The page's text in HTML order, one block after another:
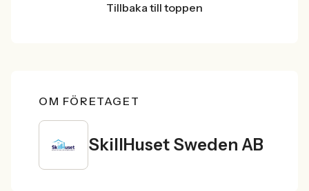
Tillbaka till toppen
OM FÖRETAGET
SkillHuset Sweden AB